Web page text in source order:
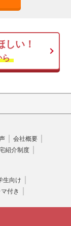
しい！
ら
会社概要
紹介制度
生向け
付き